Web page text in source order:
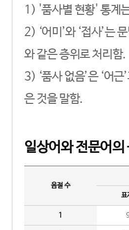
1) '품사별 현황' 통계
2) ‘어미’와 ‘접사’는
와 같은 층위로 처리함.
3) ‘품사 없음’은 ‘어
은 것을 말함.
일상어와 전문어의
음절 수
표
1